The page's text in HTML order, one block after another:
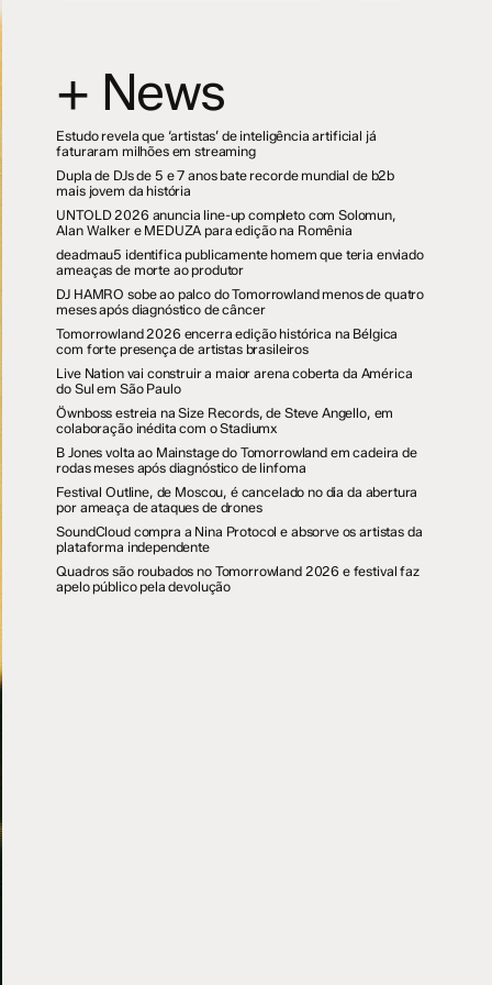
+ News
Estudo revela que ‘artistas’ de inteligência artificial já
faturaram milhões em streaming
Dupla de DJs de 5 e 7 anos bate recorde mundial de b2b
mais jovem da história
UNTOLD 2026 anuncia line-up completo com Solomun,
Alan Walker e MEDUZA para edição na Romênia
deadmau5 identifica publicamente homem que teria enviado
ameaças de morte ao produtor
DJ HAMRO sobe ao palco do Tomorrowland menos de quatro
meses após diagnóstico de câncer
Tomorrowland 2026 encerra edição histórica na Bélgica
com forte presença de artistas brasileiros
Live Nation vai construir a maior arena coberta da América
do Sul em São Paulo
Öwnboss estreia na Size Records, de Steve Angello, em
colaboração inédita com o Stadiumx
B Jones volta ao Mainstage do Tomorrowland em cadeira de
rodas meses após diagnóstico de linfoma
Festival Outline, de Moscou, é cancelado no dia da abertura
por ameaça de ataques de drones
SoundCloud compra a Nina Protocol e absorve os artistas da
plataforma independente
Quadros são roubados no Tomorrowland 2026 e festival faz
apelo público pela devolução